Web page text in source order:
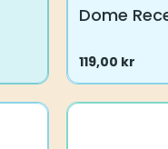
Dome
119,00 kr